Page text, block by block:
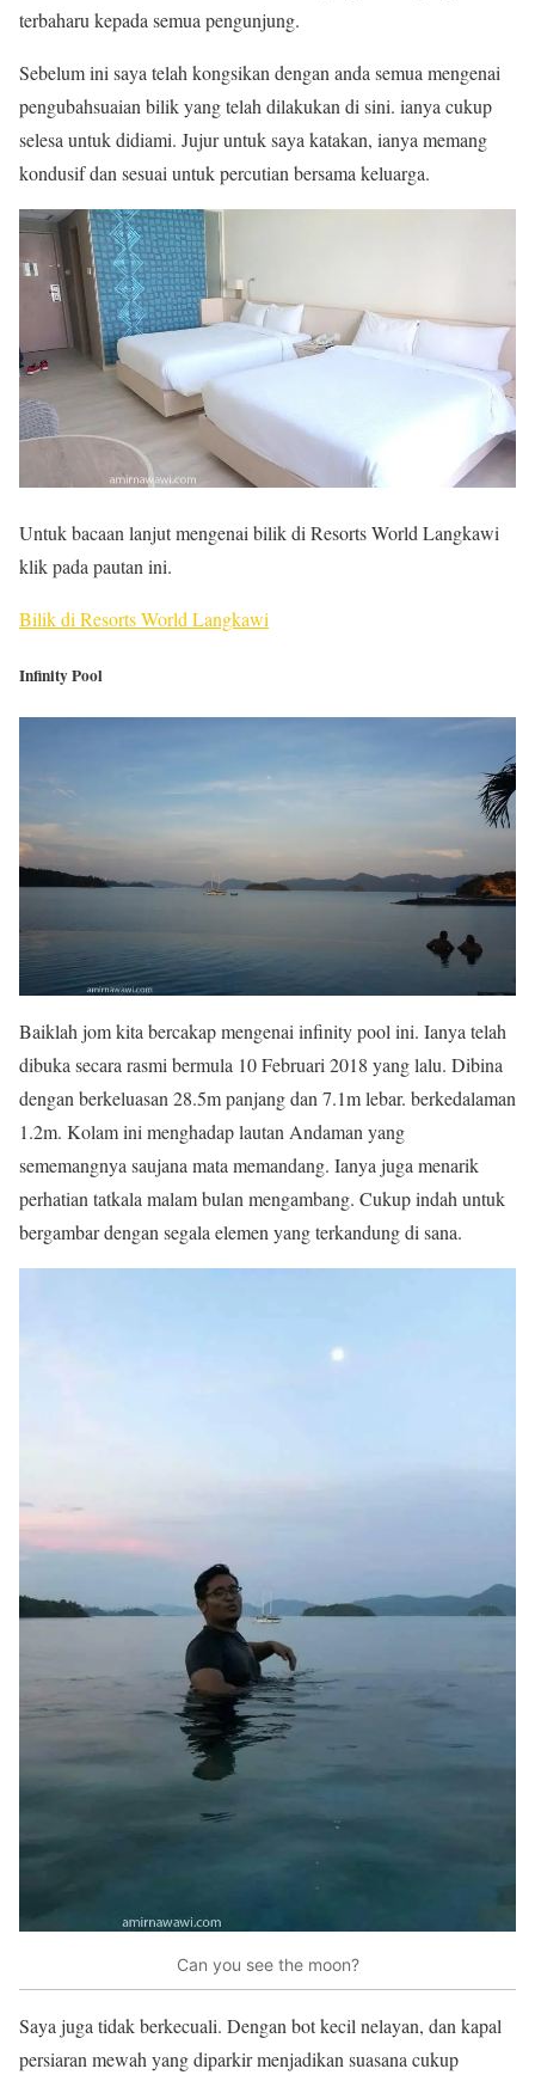
terbaharu kepada semua pengunjung.
Sebelum ini saya telah kongsikan dengan anda semua mengenai
pengubahsuaian bilik yang telah dilakukan di sini. ianya cukup
selesa untuk didiami. Jujur untuk saya katakan, ianya memang
kondusif dan sesuai untuk percutian bersama keluarga.
Untuk bacaan lanjut mengenai bilik di Resorts World Langkawi
klik pada pautan ini.
Bilik di Resorts World Langkawi
Infinity Pool
Baiklah jom kita bercakap mengenai infinity pool ini. Ianya telah
dibuka secara rasmi bermula 10 Februari 2018 yang lalu. Dibina
dengan berkeluasan 28.5m panjang dan 7.1m lebar. berkedalaman
1.2m. Kolam ini menghadap lautan Andaman yang
sememangnya saujana mata memandang. Ianya juga menarik
perhatian tatkala malam bulan mengambang. Cukup indah untuk
bergambar dengan segala elemen yang terkandung di sana.
Can you see the moon?
Saya juga tidak berkecuali. Dengan bot kecil nelayan, dan kapal
persiaran mewah yang diparkir menjadikan suasana cukup